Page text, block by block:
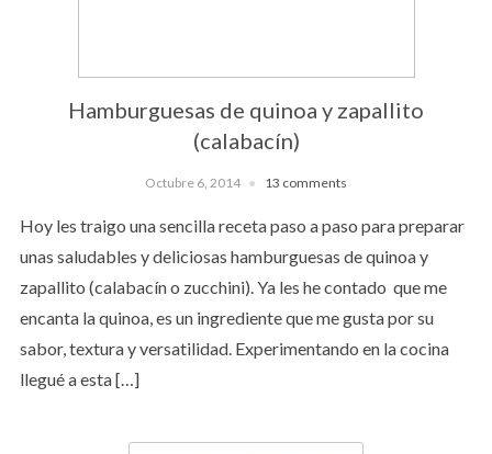
Hamburguesas de quinoa y zapallito
(calabacín)
Octubre 6, 2014 13 comments
Hoy les traigo una sencilla receta paso a paso para preparar
unas saludables y deliciosas hamburguesas de quinoa y
zapallito (calabacín o zucchini). Ya les he contado que me
encanta la quinoa, es un ingrediente que me gusta por su
sabor, textura y versatilidad. Experimentando en la cocina
llegué a esta […]